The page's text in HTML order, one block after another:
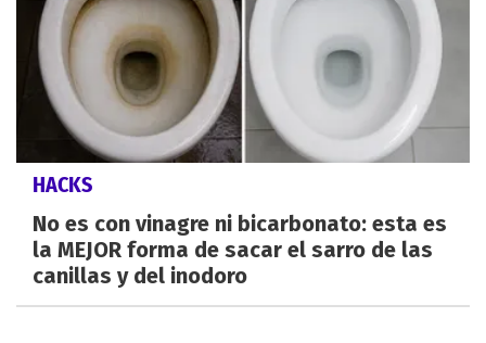
HACKS
No es con vinagre ni bicarbonato: esta es
la MEJOR forma de sacar el sarro de las
canillas y del inodoro